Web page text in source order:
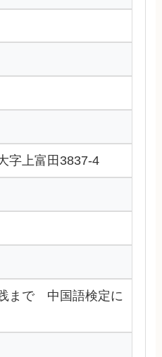
字上富田3837-4
まで 中国語検定に